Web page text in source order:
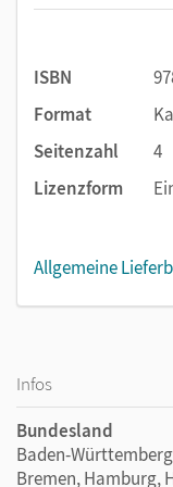
ISBN
Format
Seitenzahl
4
Lizenzform
Allgemeine
Infos
Bundesland
Baden-
Bremen, Hamburg,